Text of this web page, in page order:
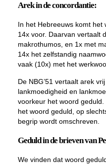
Arek in de concordantie:
In het Hebreeuws komt het
14x voor. Daarvan vertaalt
makrothumos, en 1x met
14x het zelfstandig
vaak (10x) met het
De NBG’51 vertaalt arekvrij
lankmoedigheid en
voorkeur het woord
het woord geduld, op
begrip wordt omschreven.
Geduldin de brieven van
We vinden dat woord